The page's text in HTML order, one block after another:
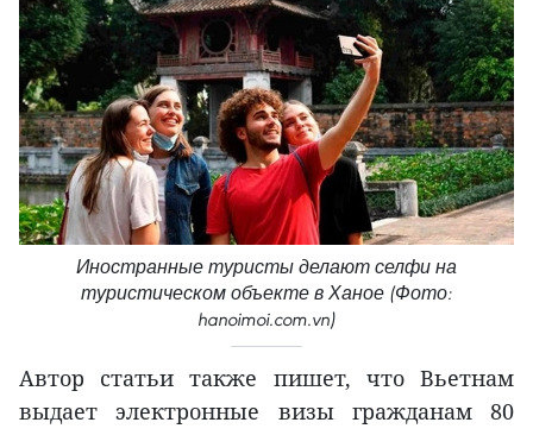
Иностранные туристы делают селфи на
туристическом объекте в Ханое (Фото:
hanoimoi.com.vn)
Автор статьи также пишет, что Вьетнам
выдает электронные визы гражданам 80